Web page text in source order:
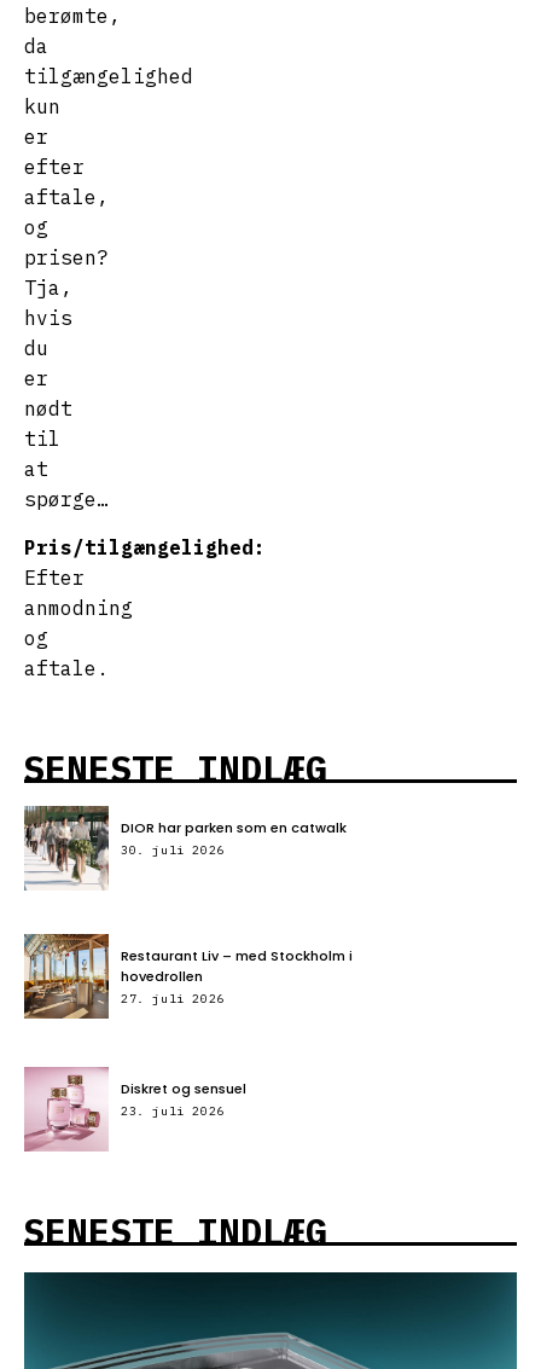
berømte,
da
tilgængelighed
kun
er
efter
aftale,
og
prisen?
Tja,
hvis
du
er
nødt
til
at
spørge…
Pris/tilgængelighed:
Efter
anmodning
og
aftale.
SENESTE INDLÆG
DIOR har parken som en catwalk
30. juli 2026
Restaurant Liv – med Stockholm i
hovedrollen
27. juli 2026
Diskret og sensuel
23. juli 2026
SENESTE INDLÆG